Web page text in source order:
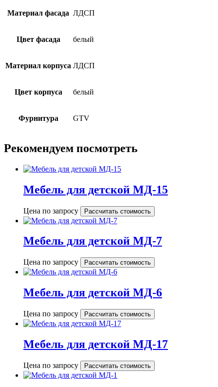
Материал фасада ЛДСП
Цвет фасада белый
Материал корпуса ЛДСП
Цвет корпуса белый
Фурнитура GTV
Рекомендуем посмотреть
Мебель для детской МД-15
Цена по запросу Рассчитать стоимость
Мебель для детской МД-7
Цена по запросу Рассчитать стоимость
Мебель для детской МД-6
Цена по запросу Рассчитать стоимость
Мебель для детской МД-17
Цена по запросу Рассчитать стоимость